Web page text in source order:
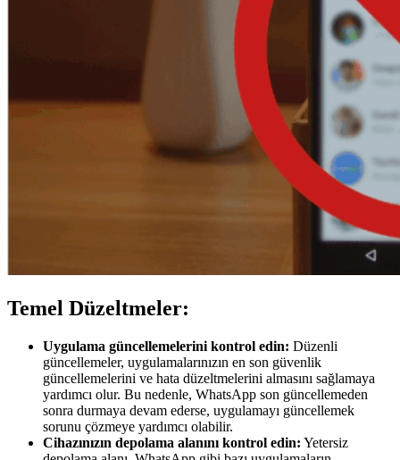
Temel Düzeltmeler:​
Uygulama güncellemelerini kontrol edin: Düzenli
güncellemeler, uygulamalarınızın en son güvenlik
güncellemelerini ve hata düzeltmelerini almasını sağlamaya
yardımcı olur. Bu nedenle, WhatsApp son güncellemeden
sonra durmaya devam ederse, uygulamayı güncellemek
sorunu çözmeye yardımcı olabilir.
Cihazınızın depolama alanını kontrol edin: Yetersiz